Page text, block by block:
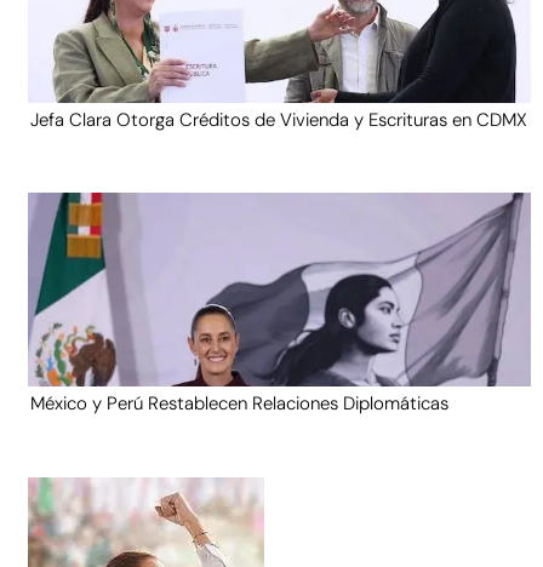
Jefa Clara Otorga Créditos de Vivienda y Escrituras en CDMX
México y Perú Restablecen Relaciones Diplomáticas